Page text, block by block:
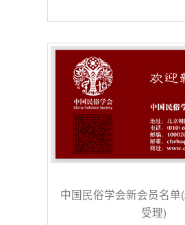
中国民俗学会新会员名单
受理)